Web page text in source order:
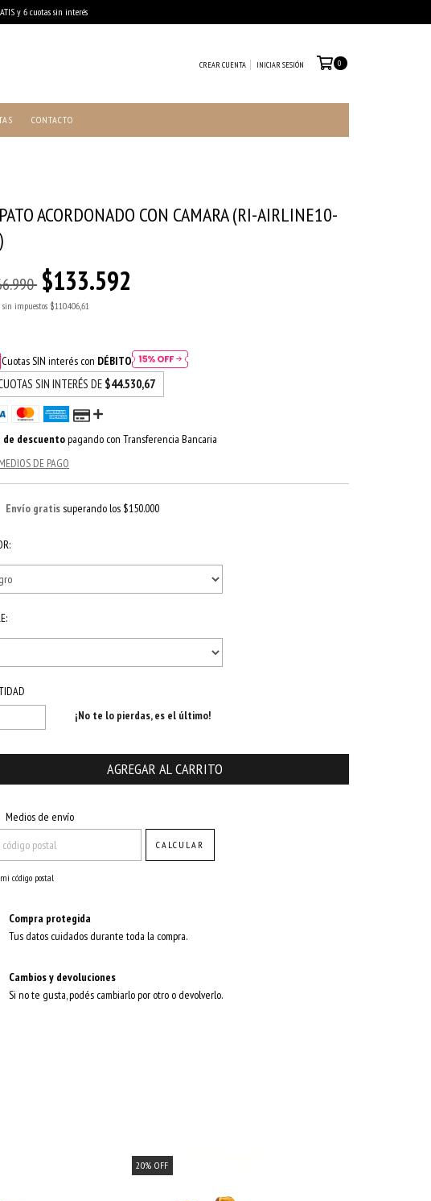
y 6 cuotas sin interés
CREAR CUENTA INICIAR SESIÓN 0
CONTACTO
ACORDONADO CON CAMARA (RI-AIRLINE10-
$133.592
sin impuestos $110.406,61
Cuotas SIN interés con DÉBITO
SIN INTERÉS DE $44.530,67
de descuentopagando con Transferencia Bancaria
DE PAGO
Envío gratissuperando los $150.000
¡No te lo pierdas, es el último!
para el CP:
Medios de envío
CALCULAR
mi código postal
Compra protegida
Tus datos cuidados durante toda la compra.
Cambios y devoluciones
Si no te gusta, podés cambiarlo por otro o devolverlo.
20% OFF